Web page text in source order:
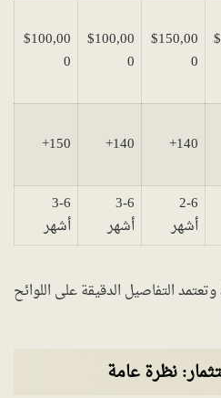
$150,00
0
$100,00
0
$100,00
0
140+
140+
150+
2-6
أشهر
3-6
أشهر
3-6
أشهر
التفاصيل الدقيقة على اللوائح
نظرة عامة